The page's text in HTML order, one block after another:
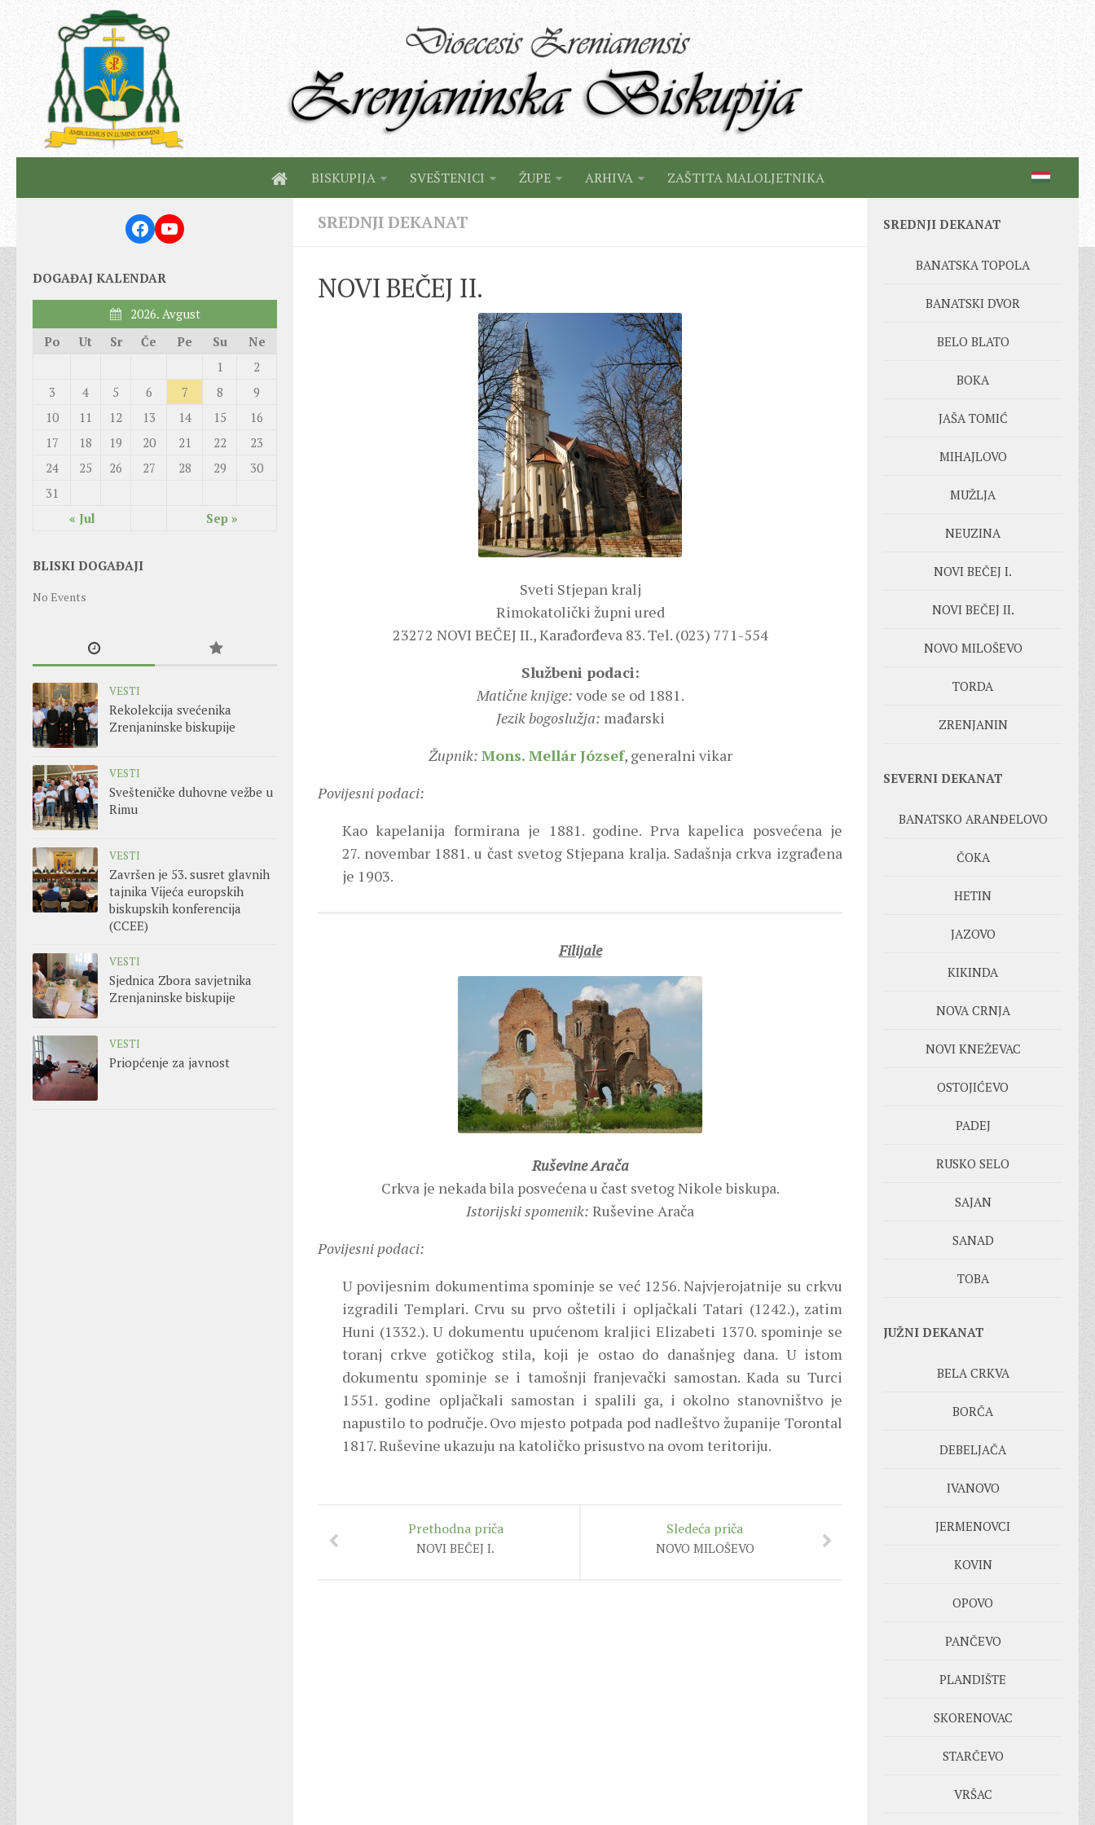
BISKUPIJA SVEŠTENICI ŽUPE ARHIVA ZAŠTITA MALOLJETNIKA
SREDNJI DEKANAT
NOVI BEČEJ II.
Sveti Stjepan kralj
Rimokatolički župni ured
23272 NOVI BEČEJ II., Karađorđeva 83. Tel. (023) 771-554
Službeni podaci:
Matične knjige: vode se od 1881.
Jezik bogoslužja: mađarski
Župnik: Mons. Mellár József, generalni vikar
Povijesni podaci:
Kao kapelanija formirana je 1881. godine. Prva kapelica posvećena je
27. novembar 1881. u čast svetog Stjepana kralja. Sadašnja crkva izgrađena
je 1903.
Filijale
Ruševine Arača
Crkva je nekada bila posvećena u čast svetog Nikole biskupa.
Istorijski spomenik: Ruševine Arača
Povijesni podaci:
U povijesnim dokumentima spominje se već 1256. Najvjerojatnije su crkvu
izgradili Templari. Crvu su prvo oštetili i opljačkali Tatari (1242.), zatim
Huni (1332.). U dokumentu upućenom kraljici Elizabeti 1370. spominje se
toranj crkve gotičkog stila, koji je ostao do današnjeg dana. U istom
dokumentu spominje se i tamošnji franjevački samostan. Kada su Turci
1551. godine opljačkali samostan i spalili ga, i okolno stanovništvo je
napustilo to područje. Ovo mjesto potpada pod nadleštvo županije Torontal
1817. Ruševine ukazuju na katoličko prisustvo na ovom teritoriju.
Sledeća priča
NOVO MILOŠEVO
Prethodna priča
NOVI BEČEJ I.
Facebook
YouTube
DOGAĐAJ KALENDAR
2026. Avgust
Po
Ut Sr Če Pe Su Ne
« Jul Sep »
1
2
3
4 5 6 7 8
9
10
11 12 13 14 15
16
17
18 19 20 21 22
23
24
25 26 27 28 29
30
31
BLISKI DOGAĐAJI
No Events
VESTI
Rekolekcija svećenika
Zrenjaninske biskupije
VESTI
Svešteničke duhovne vežbe u
Rimu
VESTI
Završen je 53. susret glavnih
tajnika Vijeća europskih
biskupskih konferencija
(CCEE)
VESTI
Sjednica Zbora savjetnika
Zrenjaninske biskupije
VESTI
Priopćenje za javnost
SREDNJI DEKANAT
BANATSKA TOPOLA
BANATSKI DVOR
BELO BLATO
BOKA
JAŠA TOMIĆ
MIHAJLOVO
MUŽLJA
NEUZINA
NOVI BEČEJ I.
NOVI BEČEJ II.
NOVO MILOŠEVO
TORDA
ZRENJANIN
SEVERNI DEKANAT
BANATSKO ARANĐELOVO
ČOKA
HETIN
JAZOVO
KIKINDA
NOVA CRNJA
NOVI KNEŽEVAC
OSTOJIĆEVO
PADEJ
RUSKO SELO
SAJAN
SANAD
TOBA
JUŽNI DEKANAT
BELA CRKVA
BORČA
DEBELJAČA
IVANOVO
JERMENOVCI
KOVIN
OPOVO
PANČEVO
PLANDIŠTE
SKORENOVAC
STARČEVO
VRŠAC